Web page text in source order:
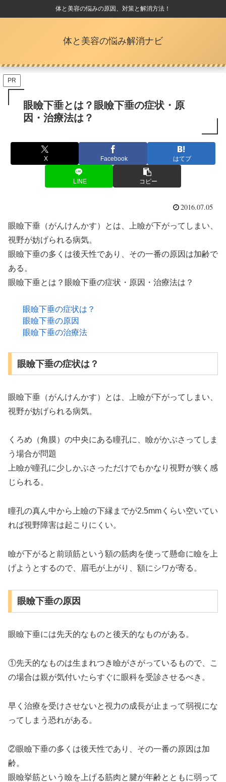
体と美容の悩みの原因、対策と解消方法！
体と美容の悩み解消ナビ
PR
眼瞼下垂とは？眼瞼下垂の症状・原
因・治療法は？
X Facebook はてブ
LINE コピー
2016.07.05
眼瞼下垂（がんけんかす）とは、上瞼が下がってしまい、
視野が妨げられる病気。
眼瞼下垂の多くは後天性であり、その一番の原因は加齢で
ある。
眼瞼下垂とは？眼瞼下垂の症状・原因・治療法は？
眼瞼下垂の症状は？
眼瞼下垂の原因
眼瞼下垂の治療法
眼瞼下垂の症状は？
眼瞼下垂（がんけんかす）とは、上瞼が下がってしまい、
視野が妨げられる病気。
くろめ（角膜）の中央にある瞳孔に、瞼がかぶさってしま
う場合が問題
上瞼が瞳孔に少しかぶさっただけでもかなり視野が狭く感
じられる。
瞳孔の真ん中から上瞼の下縁までが2.5mmくらい空いてい
れば視野障害は起こりにくい。
瞼が下がると前頭筋という額の筋肉を使って懸命に瞼を上
げようとするので、眉毛が上がり、額にシワが寄る。
眼瞼下垂の原因
眼瞼下垂には先天的なものと後天的なものがある。
①先天的なものは生まれつき瞼がさがっているもので、こ
の場合は親が気付いたらすぐに眼科を受診させるべき。
早く治療を受けさせないと視力の成長が止まって弱視にな
ってしまう恐れがある。
②眼瞼下垂の多くは後天性であり、その一番の原因は加
齢。
眼瞼挙筋という瞼を上げる筋肉と腱が年齢とともに弱って